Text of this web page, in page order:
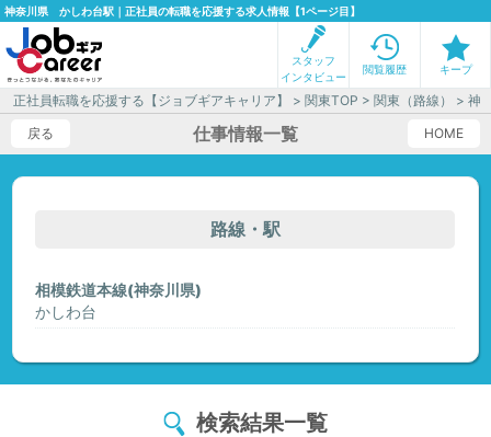
神奈川県 かしわ台駅｜正社員の転職を応援する求人情報【1ページ目】
スタッフ
インタビュー
閲覧履歴 キープ
正社員転職を応援する【ジョブギアキャリア】 >関東TOP >関東（路線） >神
戻る
HOME
仕事情報一覧
路線・駅
相模鉄道本線(神奈川県)
かしわ台
検索結果一覧